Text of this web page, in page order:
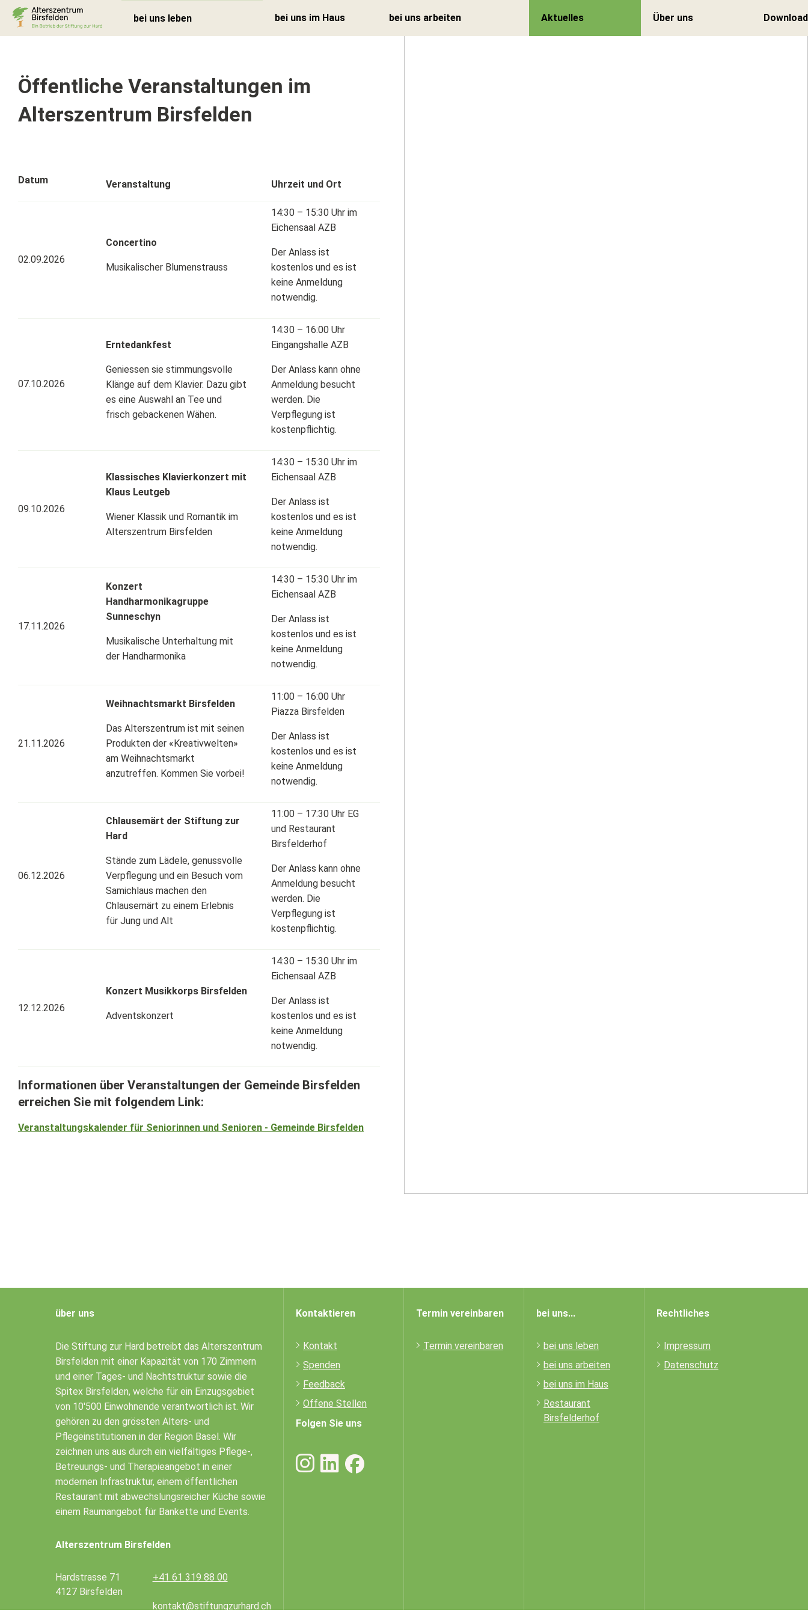
bei uns leben
Zurück
Fürsorgegemeinschaft
Case Management
Pflegephilosophie
bei uns im Haus
Zurück
Nachtstruktur
Wellness
Vitalzirkel
Podologie
Spitex
Fachstelle für
Altersfragen
Restaurant
Birsfelderhof
Bankette
Mahlzeitendienst
bei uns arbeiten Aktuelles Über uns
Öffentliche Veranstaltungen im
Alterszentrum Birsfelden
Datum Veranstaltung Uhrzeit und Ort
02.09.2026
Concertino
Musikalischer Blumenstrauss
14:30 – 15:30 Uhr im
Eichensaal AZB
Der Anlass ist
kostenlos und es ist
keine Anmeldung
notwendig.
07.10.2026
Erntedankfest
Geniessen sie stimmungsvolle
Klänge auf dem Klavier. Dazu gibt
es eine Auswahl an Tee und
frisch gebackenen Wähen.
14:30 – 16:00 Uhr
Eingangshalle AZB
Der Anlass kann ohne
Anmeldung besucht
werden. Die
Verpflegung ist
kostenpflichtig.
09.10.2026
Klassisches Klavierkonzert mit
Klaus Leutgeb
Wiener Klassik und Romantik im
Alterszentrum Birsfelden
14:30 – 15:30 Uhr im
Eichensaal AZB
Der Anlass ist
kostenlos und es ist
keine Anmeldung
notwendig.
17.11.2026
Konzert
Handharmonikagruppe
Sunneschyn
Musikalische Unterhaltung mit
der Handharmonika
14:30 – 15:30 Uhr im
Eichensaal AZB
Der Anlass ist
kostenlos und es ist
keine Anmeldung
notwendig.
21.11.2026
Weihnachtsmarkt Birsfelden
Das Alterszentrum ist mit seinen
Produkten der «Kreativwelten»
am Weihnachtsmarkt
anzutreffen. Kommen Sie vorbei!
11:00 – 16:00 Uhr
Piazza Birsfelden
Der Anlass ist
kostenlos und es ist
keine Anmeldung
notwendig.
06.12.2026
Chlausemärt der Stiftung zur
Hard
Stände zum Lädele, genussvolle
Verpflegung und ein Besuch vom
Samichlaus machen den
Chlausemärt zu einem Erlebnis
für Jung und Alt
11:00 – 17:30 Uhr EG
und Restaurant
Birsfelderhof
Der Anlass kann ohne
Anmeldung besucht
werden. Die
Verpflegung ist
kostenpflichtig.
12.12.2026
Konzert Musikkorps Birsfelden
Adventskonzert
14:30 – 15:30 Uhr im
Eichensaal AZB
Der Anlass ist
kostenlos und es ist
keine Anmeldung
notwendig.
Informationen über Veranstaltungen der Gemeinde Birsfelden
erreichen Sie mit folgendem Link:
Veranstaltungs­kalender für Senio­rinnen und Senioren - Gemeinde Birsfelden
über uns
Die Stiftung zur Hard betreibt das Alterszentrum
Birsfelden mit einer Kapazität von 170 Zimmern
und einer Tages- und Nachtstruktur sowie die
Spitex Birsfelden, welche für ein Einzugsgebiet
von 10'500 Einwohnende verantwortlich ist. Wir
gehören zu den grössten Alters- und
Pflegeinstitutionen in der Region Basel. Wir
zeichnen uns aus durch ein vielfältiges Pflege-,
Betreuungs- und Therapieangebot in einer
modernen Infrastruktur, einem öffentlichen
Restaurant mit abwechslungsreicher Küche sowie
einem Raumangebot für Bankette und Events.
Alterszentrum Birsfelden
Hardstrasse 71
4127 Birsfelden
+41 61 319 88 00
kontakt@stiftungzurhard.ch
Kontaktieren
Kontakt
Spenden
Feedback
Offene Stellen
Folgen Sie uns
Termin vereinbaren
Termin vereinbaren
bei uns...
bei uns leben
bei uns arbeiten
bei uns im Haus
Restaurant
Birsfelderhof
Rechtliches
Impressum
Datenschutz